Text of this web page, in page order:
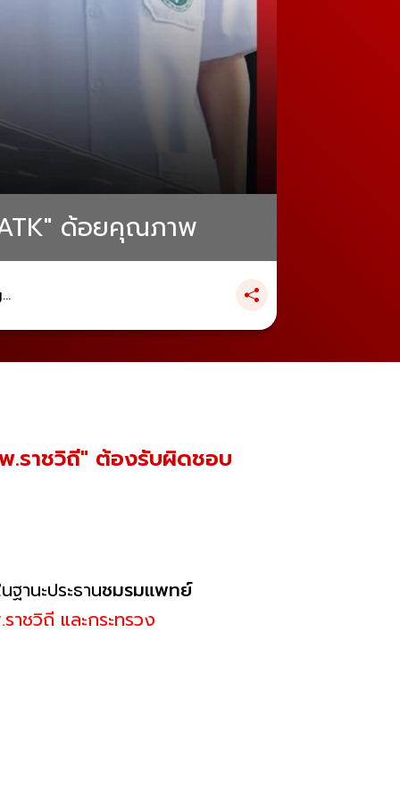
ด้อยคุณภาพ
ราชวิถี" ต้องรับผิดชอบ
านะประธานชมรมแพทย์
าชวิถี และกระทรวง